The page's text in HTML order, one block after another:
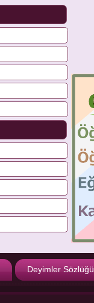
Deyimler Sözlüğü